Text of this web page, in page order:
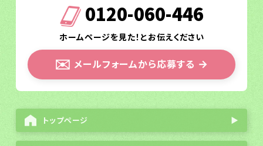
0120-060-446
ホームページを見た！とお伝えください
✉️ メールフォームから応募する →
トップページ ▶